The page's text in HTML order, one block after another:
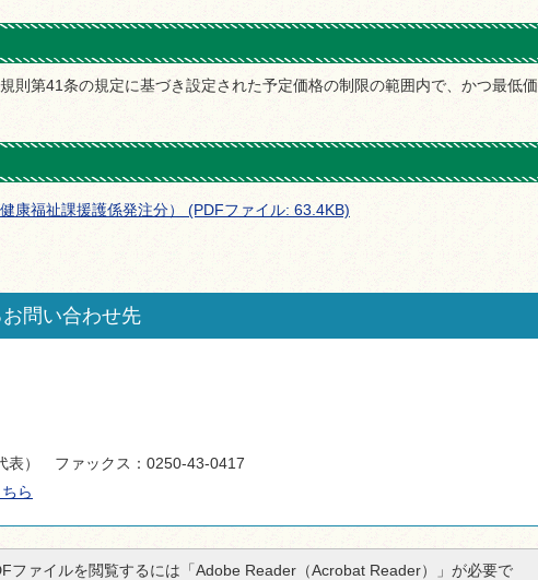
則第41条の規定に基づき設定された予定価格の制限の範囲内で、かつ最低価
康福祉課援護係発注分） (PDFファイル: 63.4KB)
問い合わせ先
表） ファックス：0250-43-0417
ら
ファイルを閲覧するには「Adobe Reader（Acrobat Reader）」が必要で